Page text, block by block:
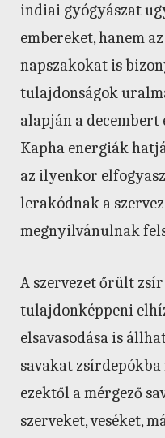
indiai gyógyászat
embereket, hanem
napszakokat is
tulajdonságok
alapján a decembert
Kapha energiák
az ilyenkor
lerakódnak a
megnyilvánulnak
A szervezet őrült
tulajdonképpeni
elsavasodása is
savakat
ezektől a mérgező
szerveket, veséket,